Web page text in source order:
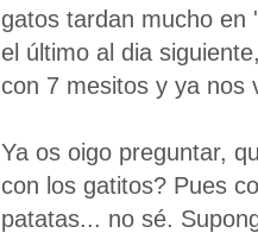
gatos tardan mucho en
el último al dia
con 7 mesitos y ya nos
Ya os oigo preguntar,
con los gatitos? Pues
patatas... no sé.